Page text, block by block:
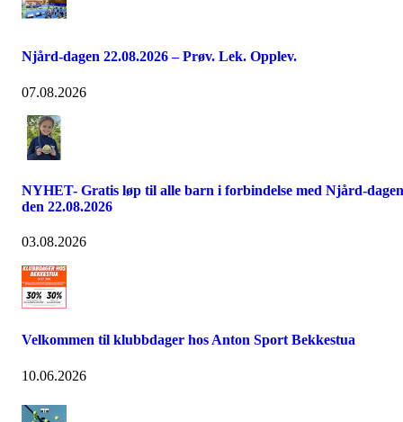
Njård-dagen 22.08.2026 – Prøv. Lek. Opplev.
07.08.2026
NYHET- Gratis løp til alle barn i forbindelse med Njård-dagen
den 22.08.2026
03.08.2026
Velkommen til klubbdager hos Anton Sport Bekkestua
10.06.2026